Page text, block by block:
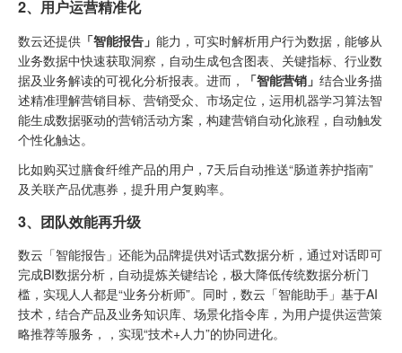
2、用户运营精准化
数云还提供 「智能报告」 能力，可实时解析用户行为数据，能够从
业务数据中快速获取洞察，自动生成包含图表、关键指标、行业数
据及业务解读的可视化分析报表。进而，
「智能营销」 结合业务描
述精准理解营销目标、营销受众、市场定位，运用机器学习算法智
能生成数据驱动的营销活动方案，构建营销自动化旅程，自动触发
个性化触达。
比如购买过膳食纤维产品的用户，7天后自动推送“肠道养护指南”
及关联产品优惠券，提升用户复购率。
3、团队效能再升级
数云「智能报告」还能为品牌提供对话式数据分析，通过对话即可
完成BI数据分析，自动提炼关键结论，极大降低传统数据分析门
槛，实现人人都是“业务分析师”。同时，数云「智能助手」基于AI
技术，结合产品及业务知识库、场景化指令库，为用户提供运营策
略推荐等服务，，实现“技术+人力”的协同进化。